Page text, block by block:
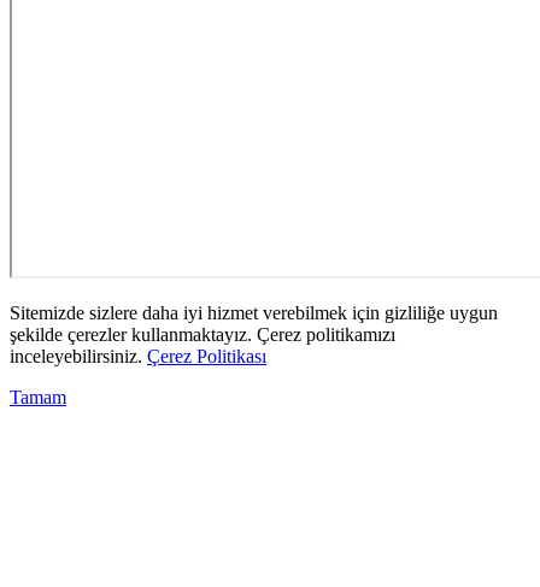
Sitemizde sizlere daha iyi hizmet verebilmek için gizliliğe uygun
şekilde çerezler kullanmaktayız. Çerez politikamızı
inceleyebilirsiniz. Çerez Politikası
Tamam